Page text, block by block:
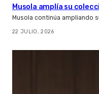
Musola amplía su
Musola continúa ampliando
22 JULIO, 2026